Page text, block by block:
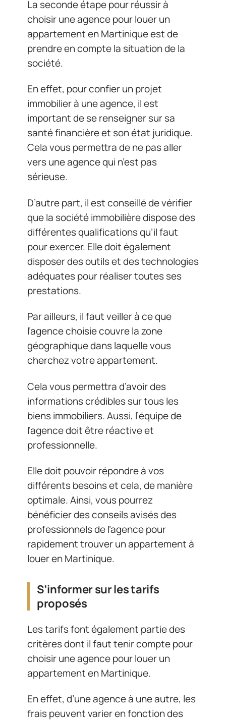
La seconde étape pour réussir à
choisir une agence pour louer un
appartement en Martinique est de
prendre en compte la situation de la
société.
En effet, pour confier un projet
immobilier à une agence, il est
important de se renseigner sur sa
santé financière et son état juridique.
Cela vous permettra de ne pas aller
vers une agence qui n’est pas
sérieuse.
D’autre part, il est conseillé de vérifier
que la société immobilière dispose des
différentes qualifications qu’il faut
pour exercer. Elle doit également
disposer des outils et des technologies
adéquates pour réaliser toutes ses
prestations.
Par ailleurs, il faut veiller à ce que
l’agence choisie couvre la zone
géographique dans laquelle vous
cherchez votre appartement.
Cela vous permettra d’avoir des
informations crédibles sur tous les
biens immobiliers. Aussi, l’équipe de
l’agence doit être réactive et
professionnelle.
Elle doit pouvoir répondre à vos
différents besoins et cela, de manière
optimale. Ainsi, vous pourrez
bénéficier des conseils avisés des
professionnels de l’agence pour
rapidement trouver un appartement à
louer en Martinique.
S’informer sur les tarifs
proposés
Les tarifs font également partie des
critères dont il faut tenir compte pour
choisir une agence pour louer un
appartement en Martinique.
En effet, d’une agence à une autre, les
frais peuvent varier en fonction des